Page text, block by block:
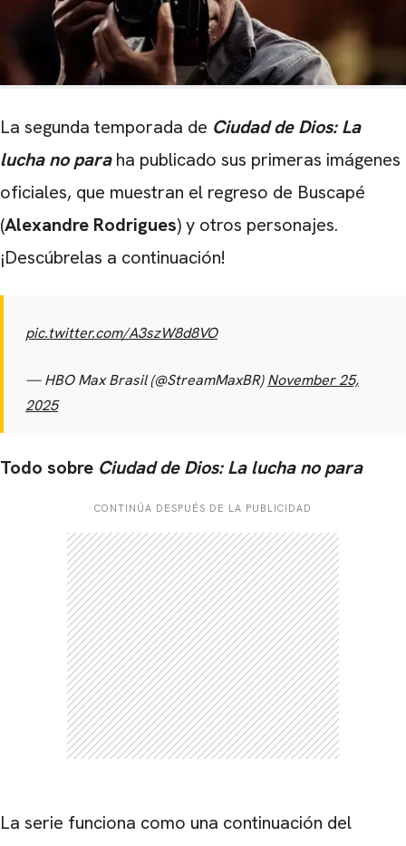
La segunda temporada de Ciudad de Dios: La
lucha no paraha publicado sus primeras imágenes
oficiales, que muestran el regreso de Buscapé
(Alexandre Rodrigues) y otros personajes.
¡Descúbrelas a continuación!
pic.twitter.com/A3szW8d8VO
— HBO Max Brasil (@StreamMaxBR)November 25,
2025
Todo sobre Ciudad de Dios: La lucha no para
CONTINÚA DESPUÉS DE LA PUBLICIDAD
La serie funciona como una continuación del
CARREGANDO PUBLICIDADE